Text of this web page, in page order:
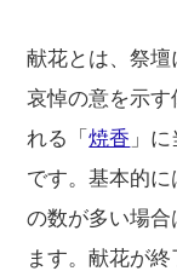
献花とは、祭
哀悼の意を示
れる「焼香 」
です。基本的
の数が多い場合
ます。献花が